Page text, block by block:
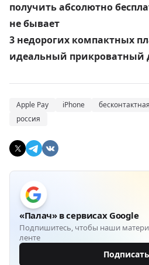
получить абсолютно
не бывает
3 недорогих компактных
идеальный прикроватный
Apple Pay iPhone
россия
«Палач» в сервисах Google
Подпишитесь, чтобы наши
ленте